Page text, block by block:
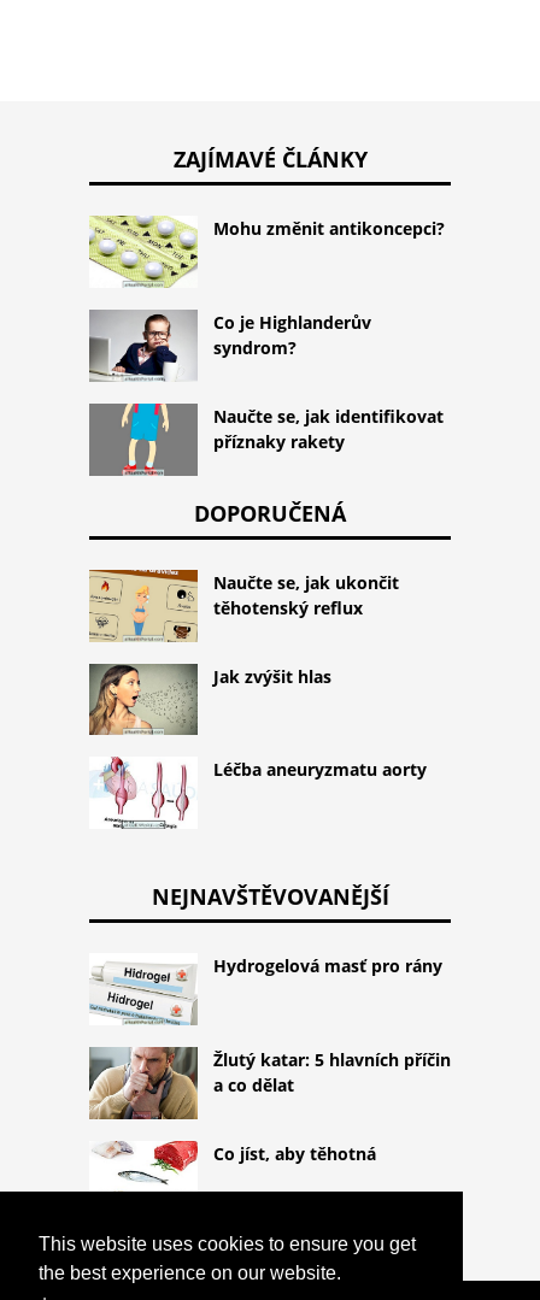
This website uses cookies to ensure you get
the best experience on our website.
ZAJÍMAVÉ ČLÁNKY
Mohu změnit antikoncepci?
Co je Highlanderův
syndrom?
Naučte se, jak identifikovat
příznaky rakety
DOPORUČENÁ
Naučte se, jak ukončit
těhotenský reflux
Jak zvýšit hlas
Léčba aneuryzmatu aorty
NEJNAVŠTĚVOVANĚJŠÍ
Hydrogelová masť pro rány
Žlutý katar: 5 hlavních příčin
a co dělat
Co jíst, aby těhotná